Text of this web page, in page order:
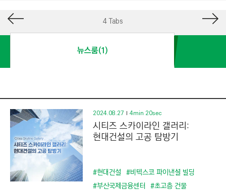
I
N
O
N
S
T
R
U
C
4 Tabs
뉴스룸(1)
2024.08.27 4min 20sec
시티즈 스카이라인 갤러리:
현대건설의 고공 탐방기
#현대건설 #비텍스코 파이낸셜 빌딩
#부산국제금융센터 #초고층 건물